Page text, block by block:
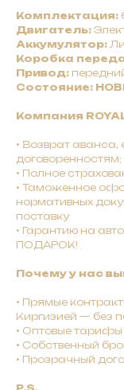
Комплектация:
Двигатель:
Аккумулятор:
Коробка
Привод:
Состояние:
Компания
• Bозврат авaнca,
договоренностям;
• Полное
• Таможенное
нормативных
поставку
• Гарантию на
ПОДАРОК!
Почему у нас
• Прямые
Киргизией — без
• Оптовые тарифы
• Собственный
• Прозрачный